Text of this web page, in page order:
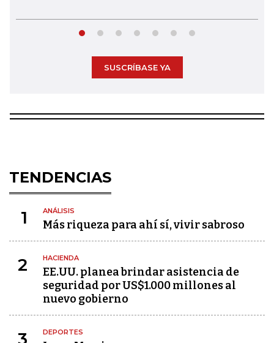
SUSCRÍBASE YA
TENDENCIAS
1 ANÁLISIS
Más riqueza para ahí sí, vivir sabroso
2 HACIENDA
EE.UU. planea brindar asistencia de
seguridad por US$1.000 millones al
nuevo gobierno
3 DEPORTES